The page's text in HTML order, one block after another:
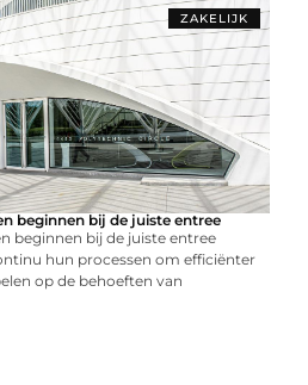
ZAKELIJK
beginnen bij de juiste entree
beginnen bij de juiste entree
hun processen om efficiënter
op de behoeften van